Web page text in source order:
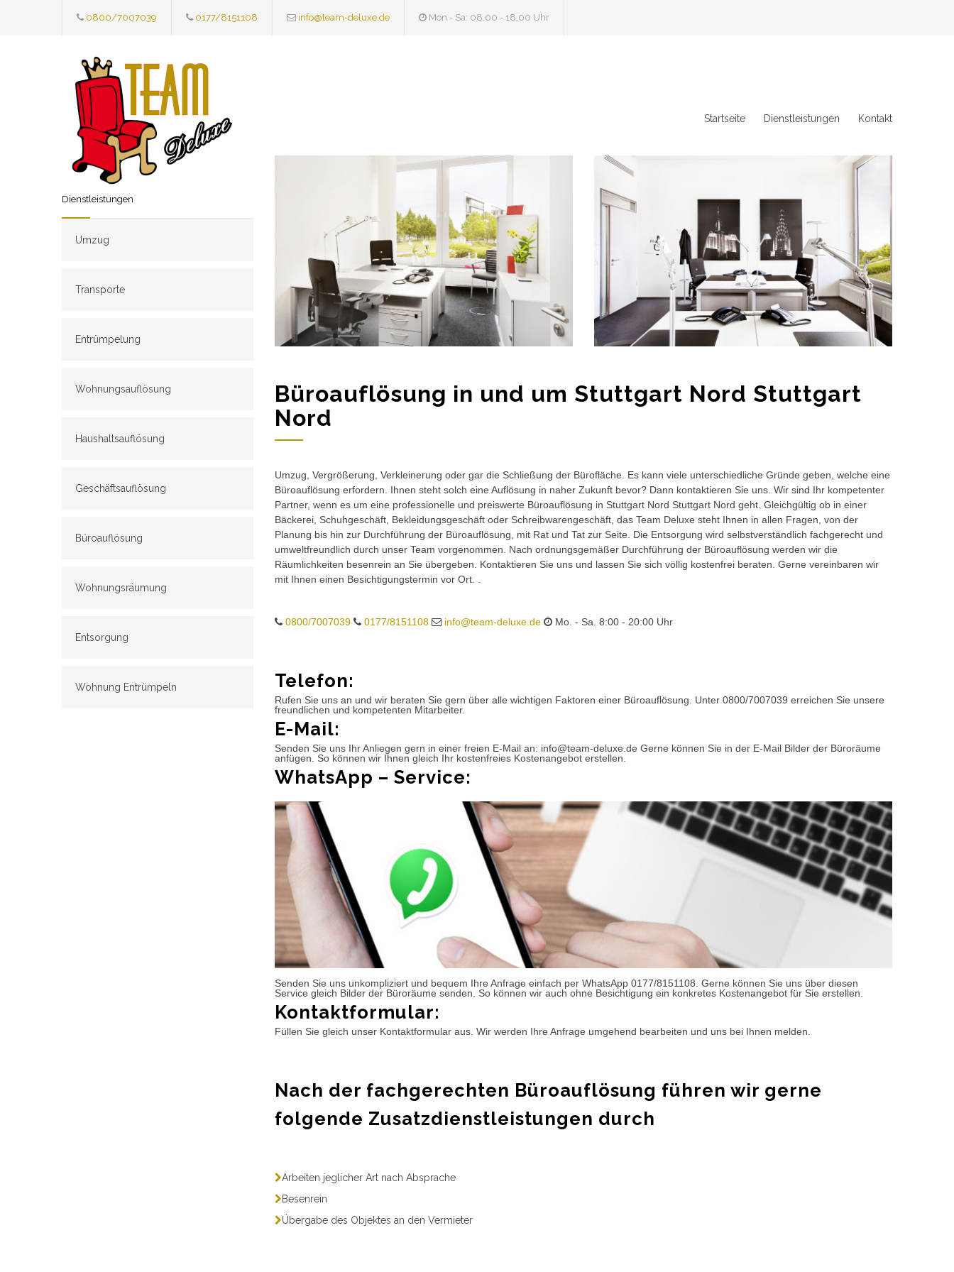
0800/7007039 0177/8151108 info@team-deluxe.de Mon - Sa: 08.00 - 18.00 Uhr
Startseite Dienstleistungen Kontakt
Dienstleistungen
Umzug
Transporte
Entrümpelung
Wohnungsauflösung
Haushaltsauflösung
Geschäftsauflösung
Büroauflösung
Wohnungsräumung
Entsorgung
Wohnung Entrümpeln
Büroauflösung in und um Stuttgart Nord Stuttgart
Nord
Umzug, Vergrößerung, Verkleinerung oder gar die Schließung der Bürofläche. Es kann viele unterschiedliche Gründe geben, welche eine
Büroauflösung erfordern. Ihnen steht solch eine Auflösung in naher Zukunft bevor? Dann kontaktieren Sie uns. Wir sind Ihr kompetenter
Partner, wenn es um eine professionelle und preiswerte Büroauflösung in Stuttgart Nord Stuttgart Nord geht. Gleichgültig ob in einer
Bäckerei, Schuhgeschäft, Bekleidungsgeschäft oder Schreibwarengeschäft, das Team Deluxe steht Ihnen in allen Fragen, von der
Planung bis hin zur Durchführung der Büroauflösung, mit Rat und Tat zur Seite. Die Entsorgung wird selbstverständlich fachgerecht und
umweltfreundlich durch unser Team vorgenommen. Nach ordnungsgemäßer Durchführung der Büroauflösung werden wir die
Räumlichkeiten besenrein an Sie übergeben. Kontaktieren Sie uns und lassen Sie sich völlig kostenfrei beraten. Gerne vereinbaren wir
mit Ihnen einen Besichtigungstermin vor Ort. .
0800/7007039 0177/8151108 info@team-deluxe.de Mo. - Sa. 8:00 - 20:00 Uhr
Telefon:
Rufen Sie uns an und wir beraten Sie gern über alle wichtigen Faktoren einer Büroauflösung. Unter 0800/7007039 erreichen Sie unsere
freundlichen und kompetenten Mitarbeiter.
E-Mail:
Senden Sie uns Ihr Anliegen gern in einer freien E-Mail an: info@team-deluxe.de Gerne können Sie in der E-Mail Bilder der Büroräume
anfügen. So können wir Ihnen gleich Ihr kostenfreies Kostenangebot erstellen.
WhatsApp – Service:
Senden Sie uns unkompliziert und bequem Ihre Anfrage einfach per WhatsApp 0177/8151108. Gerne können Sie uns über diesen
Service gleich Bilder der Büroräume senden. So können wir auch ohne Besichtigung ein konkretes Kostenangebot für Sie erstellen.
Kontaktformular:
Füllen Sie gleich unser Kontaktformular aus. Wir werden Ihre Anfrage umgehend bearbeiten und uns bei Ihnen melden.
Nach der fachgerechten Büroauflösung führen wir gerne
folgende Zusatzdienstleistungen durch
Arbeiten jeglicher Art nach Absprache
Besenrein
Übergabe des Objektes an den Vermieter